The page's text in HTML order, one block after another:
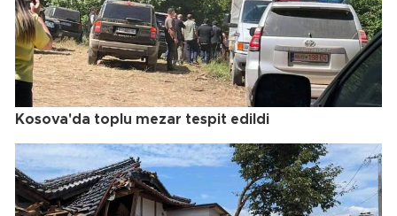
Kosova'da toplu mezar tespit edildi